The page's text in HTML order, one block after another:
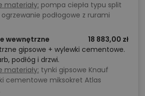
materiały: pompa ciepła typu split
podłogowe z rurami
wewnętrzne
18 883,00 zł
gipsowe + wylewki cementowe.
podłóg i drzwi.
materiały: tynki gipsowe Knauf
cementowe miksokret Atlas